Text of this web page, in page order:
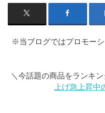
※当ブログではプロモーシ
＼今話題の商品をランキ
上げ急上昇中